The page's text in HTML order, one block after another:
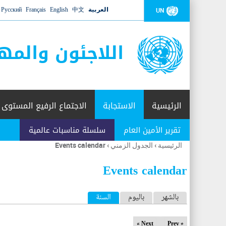
UN العربية 中文
English
Français
Русский
اللاجئون
الرئيسية الاستجابة
تقرير الأمين العام سلسلة مناسبات عالمية
الاجتماع الرفيع المستوى
أنت
هنا
الرئيسية › الجدول الزمني ›
Events calendar
Events calendar
ا
ل
بالشهر باليوم السنة (علامة التبويب النشطة)